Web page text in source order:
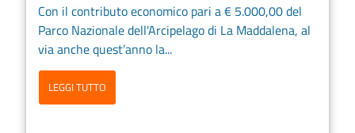
Con il contributo economico pari a € 5.000,00 del
Parco Nazionale dell'Arcipelago di La Maddalena, al
via anche quest’anno la...
LEGGI TUTTO